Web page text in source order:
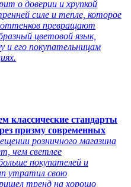
о доверии и хрупкой
силе и тепле, которое
превращают
цветовой язык,
его покупательницам
классические стандарты
призму современных
розничного магазина
чем светлее
покупателей и
утратил свою
тренд на хорошо